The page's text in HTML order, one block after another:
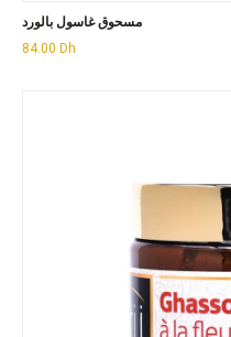
مسحوق غاسول بالورد
84.00 Dh